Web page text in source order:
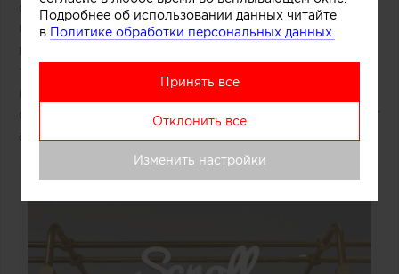
среди других объектов торгового центра.
Средствами дизайна нам удалось сосредоточить
внимание покупателей как на самом продукте,
так и на производственном процессе, в основе
которого перемешивание слоев фруктов, ягод,
орехов и ароматических добавок», рассказывают
авторы этого небольшого проекта.
Подробнее об использовании данных читайте
в Политике обработки персональных данных.
Принять все
Отклонить все
Изменить настройки